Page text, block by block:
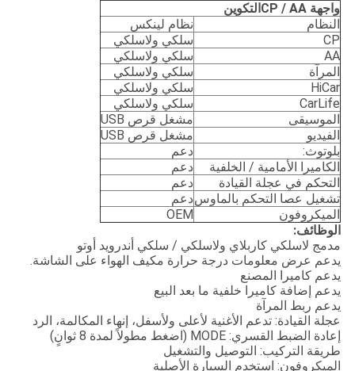
واجهة CP / AA
التكوين
النظام
نظام لينكس
CP
سلكي ولاسلكي
AA
سلكي ولاسلكي
المرآة
سلكي ولاسلكي
HiCar
سلكي ولاسلكي
CarLife
سلكي ولاسلكي
الموسيقى
مشغل قرص USB
الفيديو
مشغل قرص USB
بلوتوث:
دعم
الكاميرا الأمامية / الخلفية
دعم
التحكم في عجلة القيادة
دعم
تشغيل عصا التحكم بالماوسدعم
الميكروفون
OEM
الوظائف:
مدمج لاسلكي كاربلاي ولاسلكي / سلكي أندرويد أوتو
يدعم عرض معلومات درجة حرارة مكيف الهواء على الشاشة.
يدعم كاميرا المصنع
يدعم إضافة كاميرا خلفية ما بعد البيع
يدعم ربط المرآة
عجلة القيادة: تدعم الأغنية لأعلى ولأسفل، إنهاء المكالمة، الرد
إعادة الضبط القسري: MODE (اضغط مطولاً لمدة 8 ثوانٍ)
طريقة التركيب: التوصيل والتشغيل
الميكروفون: استخدم السيارة الأصلية